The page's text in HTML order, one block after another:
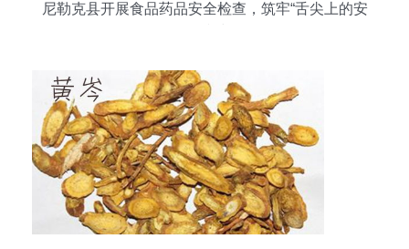
尼勒克县开展食品药品安全检查，筑牢“舌尖上的安